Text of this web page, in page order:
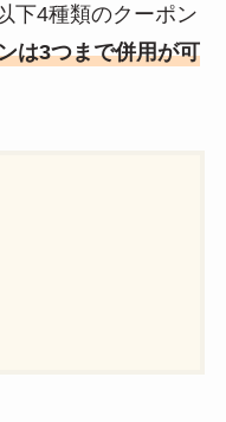
下4種類のクーポン
は3つまで併用が可